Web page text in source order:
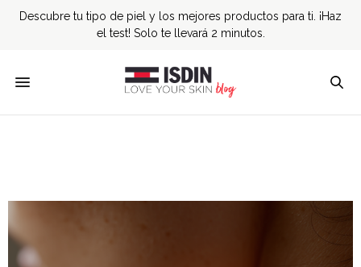
Descubre tu tipo de piel y los mejores productos para ti. ¡Haz
el test! Solo te llevará 2 minutos.